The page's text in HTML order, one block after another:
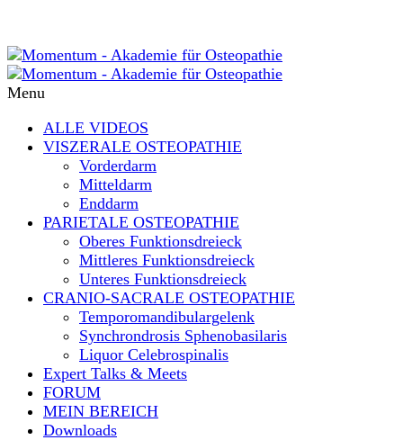
Menu
ALLE VIDEOS
VISZERALE OSTEOPATHIE
Vorderdarm
Mitteldarm
Enddarm
PARIETALE OSTEOPATHIE
Oberes Funktionsdreieck
Mittleres Funktionsdreieck
Unteres Funktionsdreieck
CRANIO-SACRALE OSTEOPATHIE
Temporomandibulargelenk
Synchrondrosis Sphenobasilaris
Liquor Celebrospinalis
Expert Talks & Meets
FORUM
MEIN BEREICH
Downloads